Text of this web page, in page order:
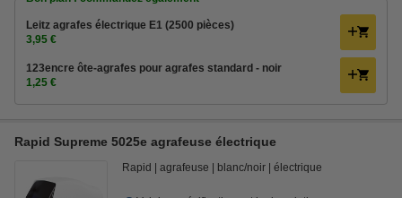
Leitz agrafes électrique E1 (2500 pièces)
3,95 €
123encre ôte-agrafes pour agrafes standard - noir
1,25 €
Rapid Supreme 5025e agrafeuse électrique
Rapid agrafeuse blanc/noir électrique